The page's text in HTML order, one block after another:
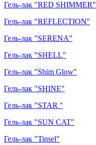
Гель-лак "RED SHIMMER"
Гель-лак "REFLECTION"
Гель-лак "SERENA"
Гель-лак "SHELL"
Гель-лак "Shim Glow"
Гель-лак "SHINE"
Гель-лак "STAR "
Гель-лак "SUN CAT"
Гель-лак "Tinsel"